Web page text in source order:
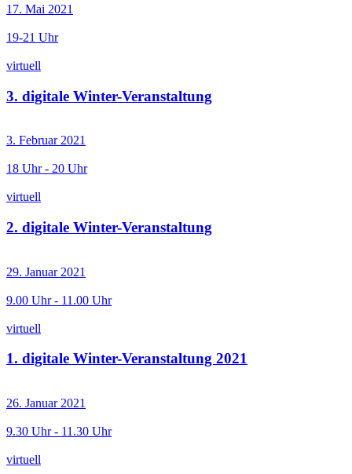
17. Mai 2021
19-21 Uhr
virtuell
3. digitale Winter-Veranstaltung
3. Februar 2021
18 Uhr - 20 Uhr
virtuell
2. digitale Winter-Veranstaltung
29. Januar 2021
9.00 Uhr - 11.00 Uhr
virtuell
1. digitale Winter-Veranstaltung 2021
26. Januar 2021
9.30 Uhr - 11.30 Uhr
virtuell